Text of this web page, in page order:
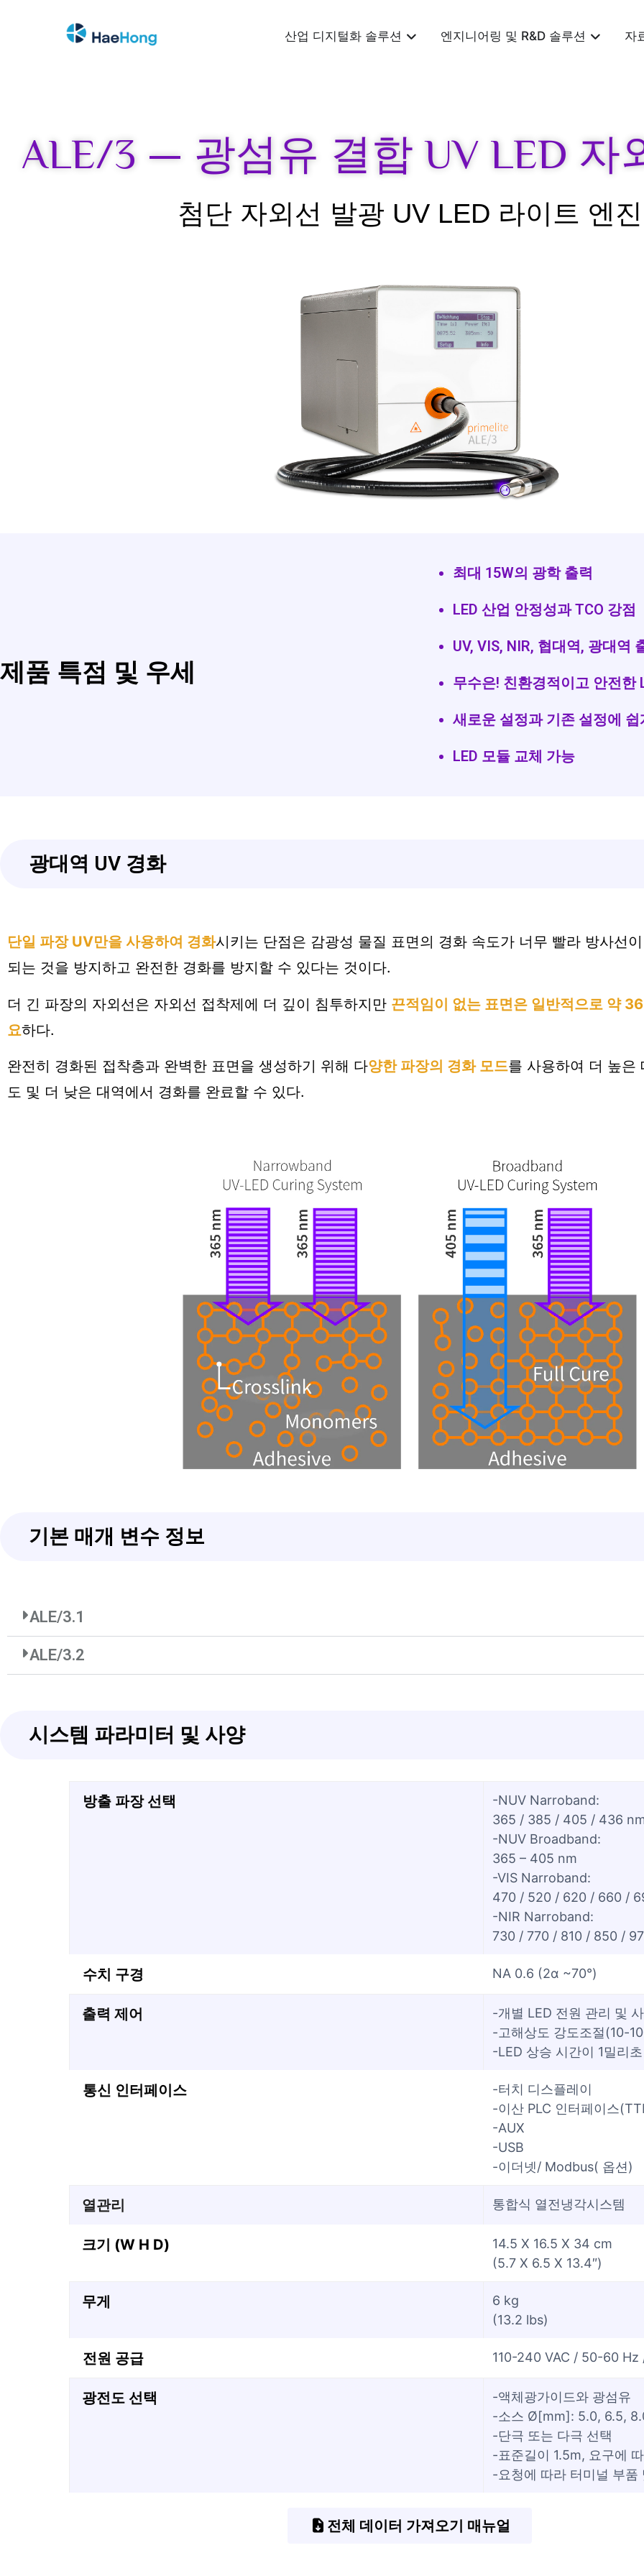
산업 디지털화 솔루션 엔지니어링 및 R&D 솔루션 자
ALE/3 — 광섬유 결합 UV LED 자
첨단 자외선 발광 UV LED 라이트 엔진
제품 특점 및 우세
최대 15W의 광학 출력
LED 산업 안정성과 TCO 강점
UV, VIS, NIR, 협대역, 광대역
무수은! 친환경적이고 안전한
새로운 설정과 기존 설정에 쉽
LED 모듈 교체 가능
광대역 UV 경화
단일 파장 UV만을 사용하여 경화시키는 단점은 감광성 물질 표면의 경화 속도가 너무 빨라 방사선
되는 것을 방지하고 완전한 경화를 방지할 수 있다는 것 이다.
더 긴 파장의 자외선은 자외선 접착제에 더 깊이 침투하지만 끈적임이 없는 표면은 일반적으로 약
요하다.
완전히 경화된 접착층과 완벽한 표면을 생성하기 위해 다양한 파장의 경화 모드를 사용하여 더 높은
도 및 더 낮은 대역에서 경화를 완료할 수 있다.
기본 매개 변수 정보
ALE/3.1
ALE/3.2
시스템 파라미터 및 사양
방출 파장 선택
-NUV Narroband:
365 / 385 / 405 / 436
-NUV Broadband:
365 – 405 nm
-VIS Narroband:
470 / 520 / 620 / 660 /
-NIR Narroband:
730 / 770 / 810 / 850 /
수치 구경 NA 0.6 (2α ~70°)
출력 제어
-개별 LED 전원 관리 및
-고해상도 강도조절(10-
-LED 상승 시간이 1밀리
통신 인터페이스
-터치 디스플레이
-이산 PLC 인터페이스
-AUX
-USB
-이더넷/ Modbus( 옵션)
열관리 통합식 열전냉각시스템
크기 (W H D)
14.5 X 16.5 X 34 cm
(5.7 X 6.5 X 13.4″)
무게
6 kg
(13.2 lbs)
전원 공급 110-240 VAC / 50-60 Hz
광전도 선택
-액체광가이드와 광섬유
-소스 Ø[mm]: 5.0, 6.5,
-단극 또는 다극 선택
-표준길이 1.5m, 요구에
-요청에 따라 터미널 부품
전체 데이터 가져오기 매뉴얼